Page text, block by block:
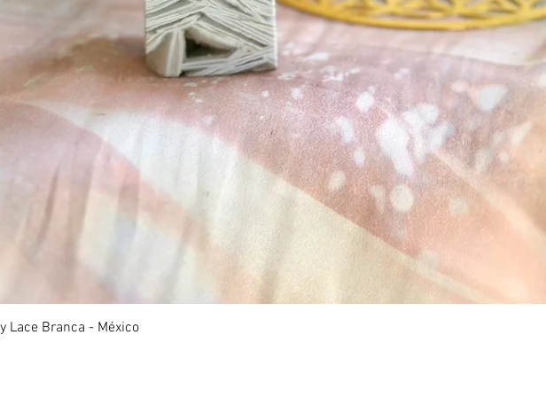
Lace Branca - México